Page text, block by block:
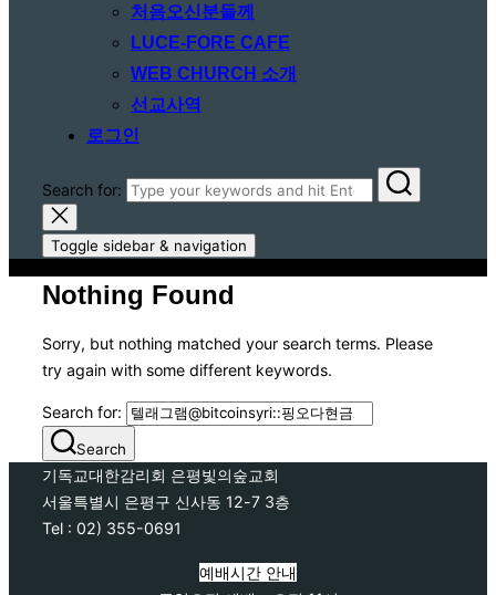
처음오신분들께
LUCE-FORE CAFE
WEB CHURCH 소개
선교사역
로그인
Search for:
Toggle sidebar & navigation
Nothing Found
Sorry, but nothing matched your search terms. Please
try again with some different keywords.
Search for:
Search
기독교대한감리회 은평빛의숲교회
서울특별시 은평구 신사동 12-7 3층
Tel : 02) 355-0691
예배시간 안내